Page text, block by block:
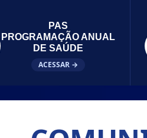
PAS
PROGRAMAÇÃO ANUAL
DE SAÚDE
ACESSAR →